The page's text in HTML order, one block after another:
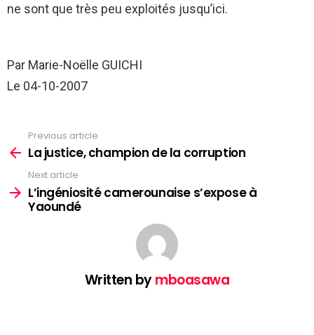
ne sont que très peu exploités jusqu’ici.
Par Marie-Noëlle GUICHI
Le 04-10-2007
more
Previous article
La justice, champion de la corruption
Next article
L’ingéniosité camerounaise s’expose à
Yaoundé
Written bymboasawa